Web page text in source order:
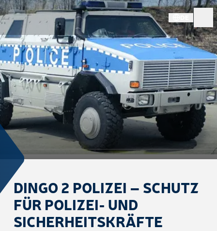
DINGO 2 POLIZEI – SCHUTZ
FÜR POLIZEI- UND
SICHERHEITSKRÄFTE